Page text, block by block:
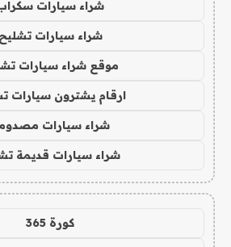
شراء سيارات
شراء سيارات تشليح
موقع شراء سيارات
ارقام يشترون سيارات
شراء سيارات
شراء سيارات قديمة
كورة 365